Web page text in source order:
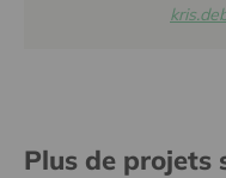
Plus de projets